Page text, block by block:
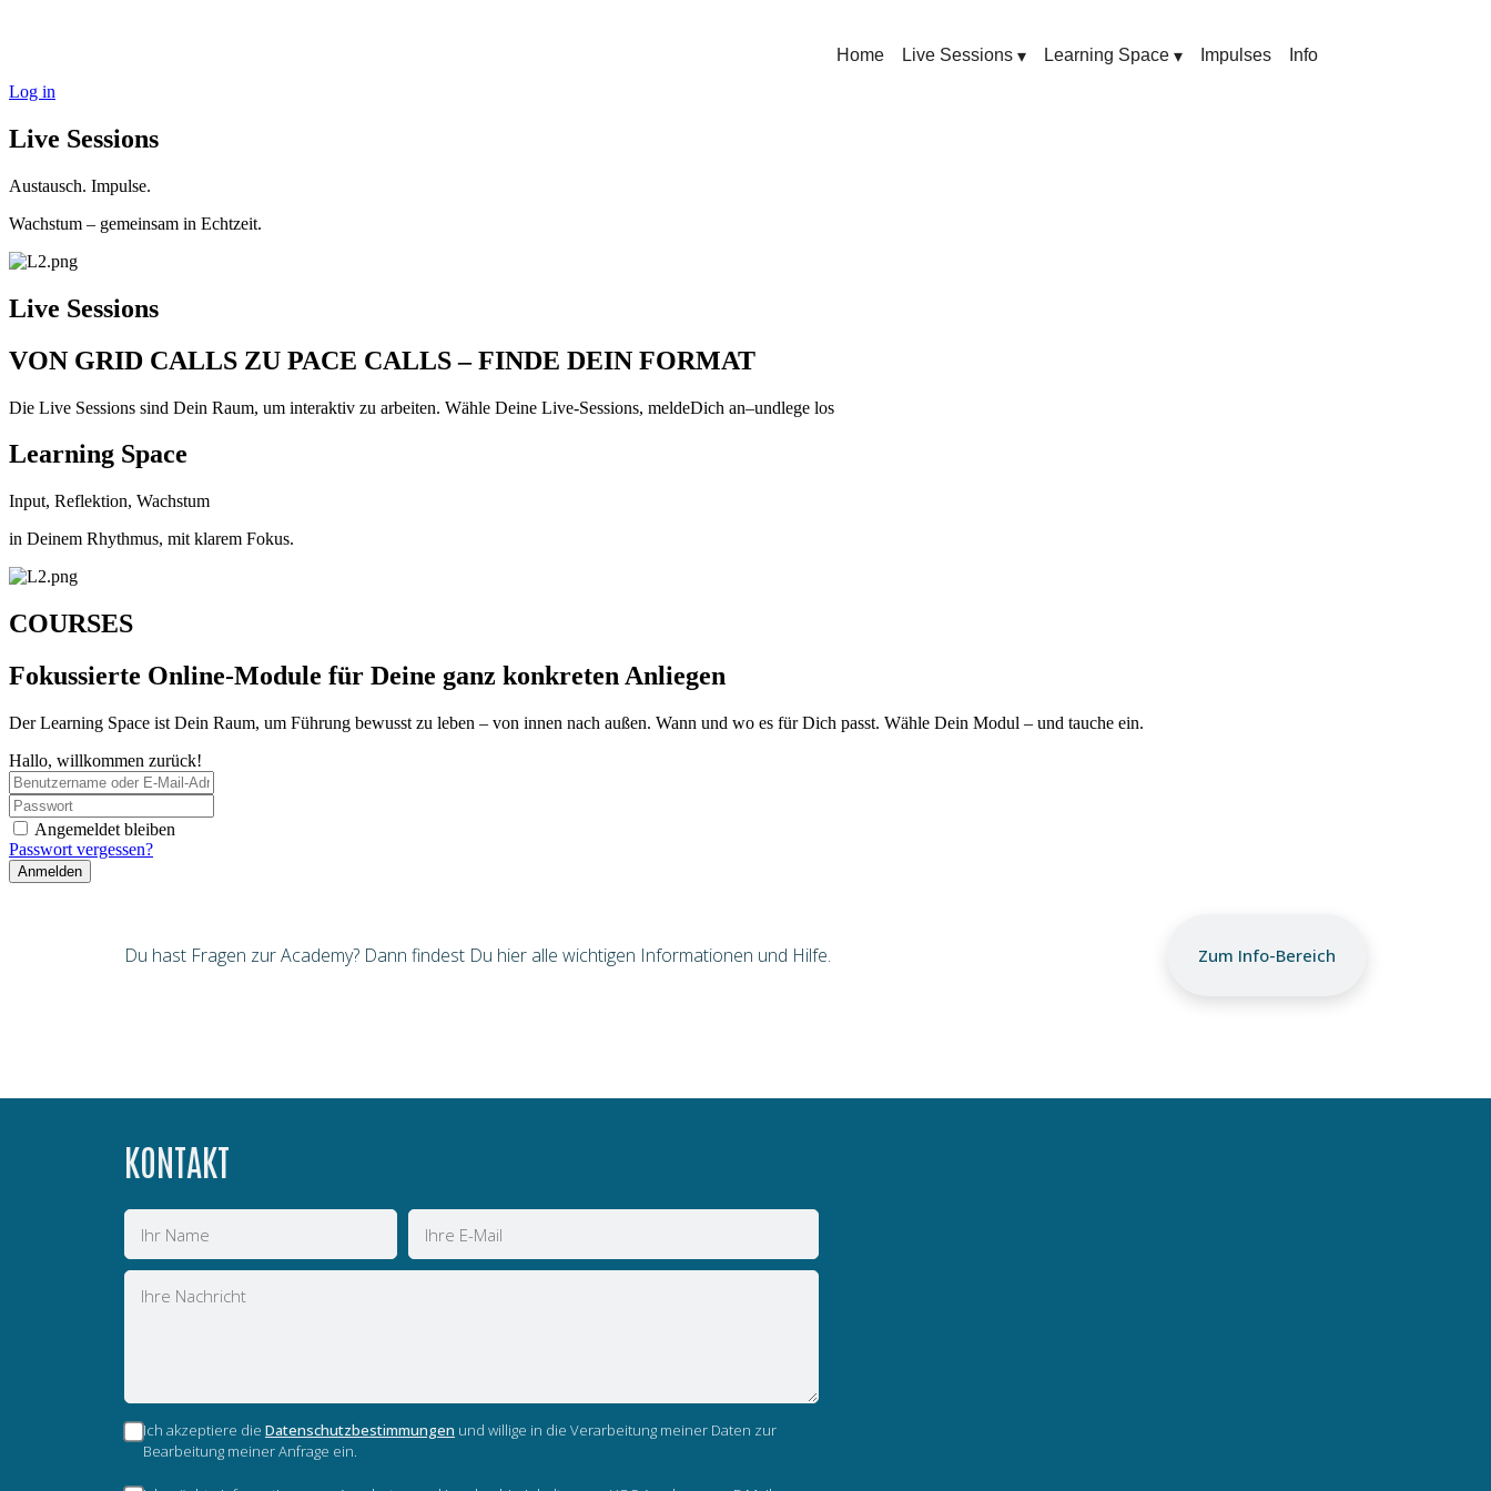
Home Live Sessions ▾ Learning Space ▾ Impulses
Info
Log in
Live Sessions
Austausch. Impulse.
Wachstum – gemeinsam in Echtzeit.
Live Sessions
VON GRID CALLS ZU PACE CALLS – FINDE DEIN FORMAT
Die Live Sessions sind Dein Raum, um interaktiv zu arbeiten. Wähle Deine Live-Sessions, meldeDich an–undlege los
Learning Space
Input, Reflektion, Wachstum
in Deinem Rhythmus, mit klarem Fokus.
COURSES
Fokussierte Online-Module für Deine ganz konkreten Anliegen
Der Learning Space ist Dein Raum, um Führung bewusst zu leben – von innen nach außen. Wann und wo es für Dich passt. Wähle Dein Modul – und tauche ein.
Hallo, willkommen zurück!
Angemeldet bleiben
Passwort vergessen?
Anmelden
Du hast Fragen zur Academy? Dann findest Du hier alle wichtigen Informationen und Hilfe. Zum Info-Bereich
KONTAKT
Name
E-
Mail
Nachricht
Ich akzeptiere die Datenschutzbestimmungen und willige in die Verarbeitung meiner Daten zur
Bearbeitung meiner Anfrage ein.